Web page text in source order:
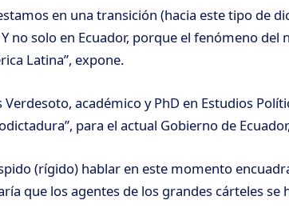
en una transición (hacia este tipo de
no solo en Ecuador, porque el fenómeno
Latina”, expone.
Verdesoto, académico y PhD en Estudios
para el actual Gobierno de
(rígido) hablar en este momento
que los agentes de los grandes cárteles se